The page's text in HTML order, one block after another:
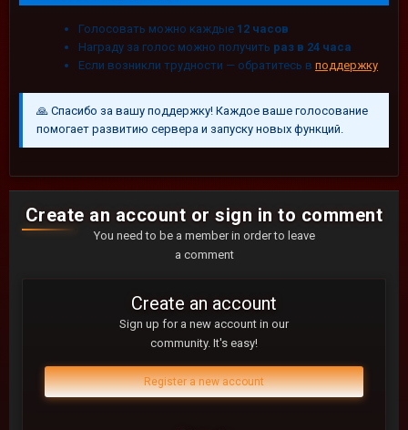
Голосовать можно каждые 12 часов
Награду за голос можно получить раз в 24 часа
Если возникли трудности — обратитесь в поддержку
🙏 Спасибо за вашу поддержку! Каждое ваше голосование
помогает развитию сервера и запуску новых функций.
Create an account or sign in to comment
You need to be a member in order to leave
a comment
Create an account
Sign up for a new account in our
community. It's easy!
Register a new account